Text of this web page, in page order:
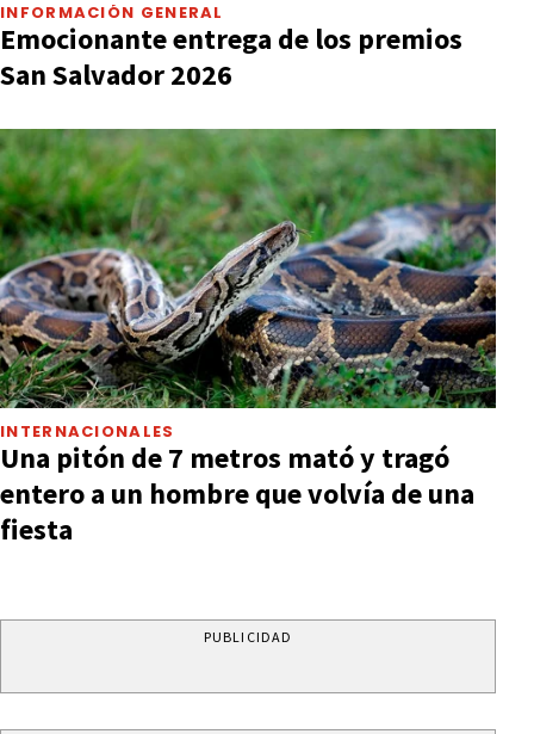
INFORMACIÓN GENERAL
Emocionante entrega de los premios
San Salvador 2026
INTERNACIONALES
Una pitón de 7 metros mató y tragó
entero a un hombre que volvía de una
fiesta
PUBLICIDAD